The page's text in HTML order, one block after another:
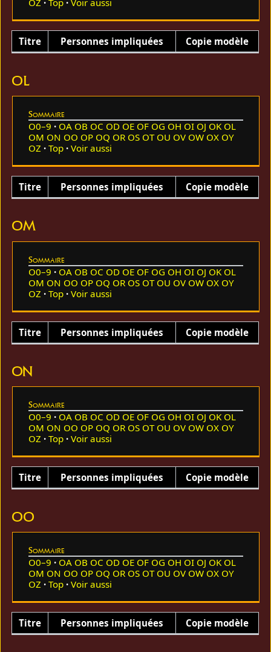
OZ Top Voir aussi
Titre Personnes impliquées Copie modèle
OL
Sommaire
O0–9 OA OB OC OD OE OF OG OH OI OJ OK OL
OM ON OO OP OQ OR OS OT OU OV OW OX OY
OZ
Top Voir aussi
Titre Personnes impliquées Copie modèle
OM
Sommaire
O0–9 OA OB OC OD OE OF OG OH OI OJ OK OL
OM ON OO OP OQ OR OS OT OU OV OW OX OY
OZ
Top Voir aussi
Titre Personnes impliquées Copie modèle
ON
Sommaire
O0–9 OA OB OC OD OE OF OG OH OI OJ OK OL
OM ON OO OP OQ OR OS OT OU OV OW OX OY
OZ
Top Voir aussi
Titre Personnes impliquées Copie modèle
OO
Sommaire
O0–9 OA OB OC OD OE OF OG OH OI OJ OK OL
OM ON OO OP OQ OR OS OT OU OV OW OX OY
OZ
Top Voir aussi
Titre Personnes impliquées Copie modèle